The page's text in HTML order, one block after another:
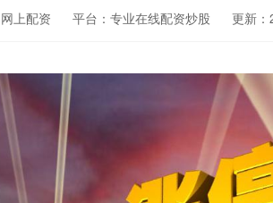
上配资 平台：专业在线配资炒股 更新